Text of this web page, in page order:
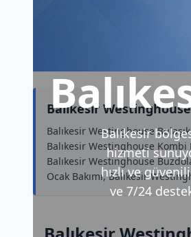
Balıkesir
hizmeti
hızlı ve
ve 7/24
Balıkesir
Balıkesir Westinghouse
Balıkesir Westinghouse
Balıkesir Westinghouse
Ocak Bakımı, Balıkesir